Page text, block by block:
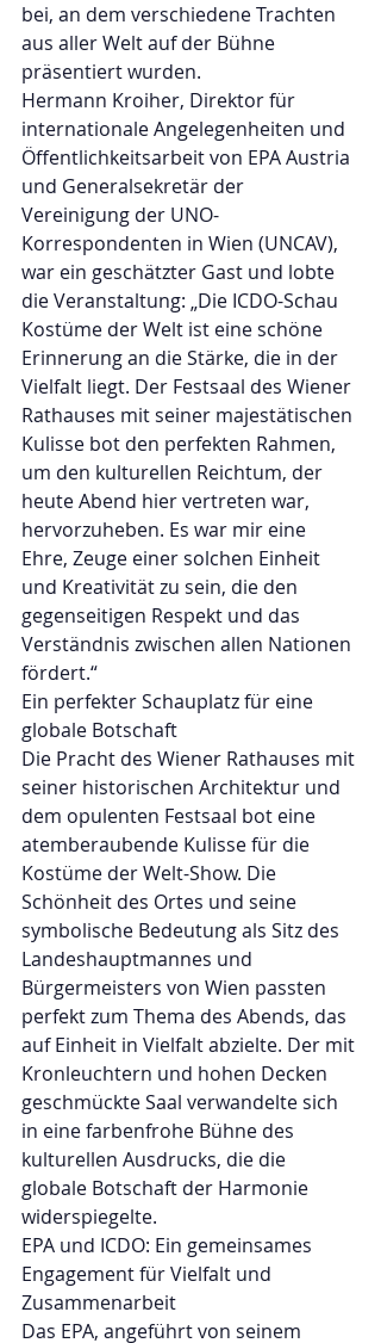
bei, an dem verschiedene Trachten
aus aller Welt auf der Bühne
präsentiert wurden.
Hermann Kroiher, Direktor für
internationale Angelegenheiten und
Öffentlichkeitsarbeit von EPA Austria
und Generalsekretär der
Vereinigung der UNO-
Korrespondenten in Wien (UNCAV),
war ein geschätzter Gast und lobte
die Veranstaltung: „Die ICDO-Schau
Kostüme der Welt ist eine schöne
Erinnerung an die Stärke, die in der
Vielfalt liegt. Der Festsaal des Wiener
Rathauses mit seiner majestätischen
Kulisse bot den perfekten Rahmen,
um den kulturellen Reichtum, der
heute Abend hier vertreten war,
hervorzuheben. Es war mir eine
Ehre, Zeuge einer solchen Einheit
und Kreativität zu sein, die den
gegenseitigen Respekt und das
Verständnis zwischen allen Nationen
fördert.“
Ein perfekter Schauplatz für eine
globale Botschaft
Die Pracht des Wiener Rathauses mit
seiner historischen Architektur und
dem opulenten Festsaal bot eine
atemberaubende Kulisse für die
Kostüme der Welt-Show. Die
Schönheit des Ortes und seine
symbolische Bedeutung als Sitz des
Landeshauptmannes und
Bürgermeisters von Wien passten
perfekt zum Thema des Abends, das
auf Einheit in Vielfalt abzielte. Der mit
Kronleuchtern und hohen Decken
geschmückte Saal verwandelte sich
in eine farbenfrohe Bühne des
kulturellen Ausdrucks, die die
globale Botschaft der Harmonie
widerspiegelte.
EPA und ICDO: Ein gemeinsames
Engagement für Vielfalt und
Zusammenarbeit
Das EPA, angeführt von seinem